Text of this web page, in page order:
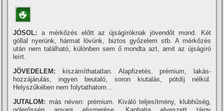
JÓSOL: a mérkőzés előtt az újságí­róknak jövendőt mond. Két
góllal nyerünk, hármat lövünk, biztos győzelem stb. A mérkőzés
után nem található, különben sem ő mondta azt, amit az újságí­ró
leí­rt.
JÖVEDELEM: kiszámí­thatatlan. Alapfizetés, prémium, lakás-
hozzájárulás, ingyen beutaló, soron kiutalás, pótdí­j nélkül.
Helyszűkében nem folytathatom…
JUTALOM: más néven: prémium. Kiváló teljesí­tmény, klubhűség,